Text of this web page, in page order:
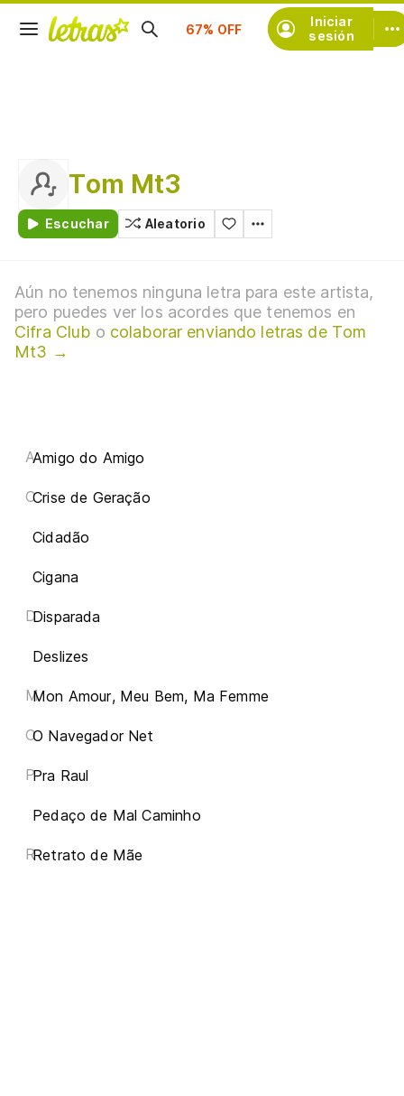
Iniciar
sesión
Suscríbete
Tom Mt3
Escuchar Aleatorio
Aún no tenemos ninguna letra para este artista,
pero puedes ver los acordes que tenemos en
Cifra Club o colaborar enviando letras de Tom
Mt3 →
AAmigo do Amigo
CCrise de Geração
Cidadão
Cigana
DDisparada
Deslizes
MMon Amour, Meu Bem, Ma Femme
OO Navegador Net
PPra Raul
Pedaço de Mal Caminho
RRetrato de Mãe